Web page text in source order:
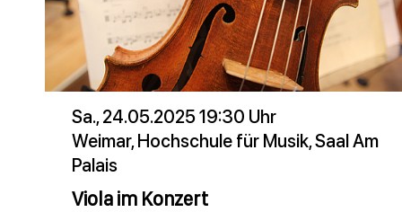
Sa., 24.05.2025 19:30 Uhr
Weimar, Hochschule für Musik, Saal Am
Palais
Viola im Konzert